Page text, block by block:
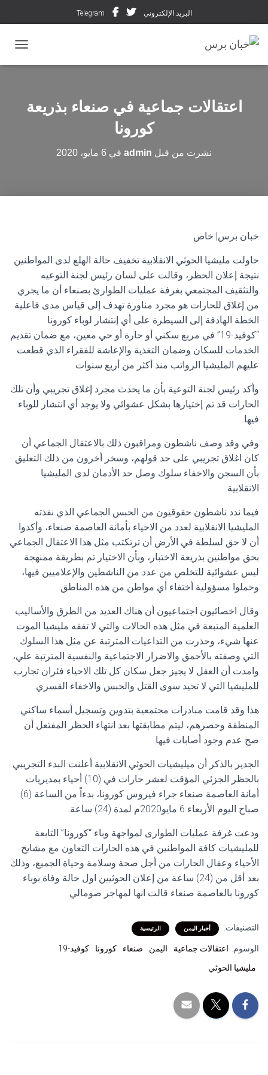
البريد الإلكتروني Telegram
اعتقالات جماعية في صنعاء بذريعة
كورونا
نشرت من قبل admin في 6 مايو، 2020
خبان برس| خاص
حاولت مليشيا الحوثي الانقلابية تخفيف حالة الهلع لدى المواطنين
نتيجة إعلان الحظر، وقالت على لسان رئيس لجنة التوعيه
والتثقيف المجتمعي بغرفة عمليات الطوارئ بصنعاء أن ما يجري
من إغلاق للحارات هو مجرد مناورة تهدف إلى قياس مدى فاعلية
الخطة الهادفة إلى السيطرة على أي إنتشار لوباء كورونا
“كوفيد-19” في مربع سكني أو حارة أو حي معين، مع ضمان تقديم
الخدمات للسكان وضمان التغذية والإعاشة للفقراء الذي قطعت
عليهم المليشيا الرواتب منذ أكثر من أربع سنوات.
وأكد رئيس لجنة التوعية بأن ما يحدث مجرد إغلاق تجريبي وأن تلك
الحارات قد تم إختيارها بشكل عشوائي ولا يوجد أي انتشار للوباء
فيها.
وفي وقد وصف ناشطون ومراقبون ذلك بالاعتقال الجماعي أن
كان اغلاق تجريبي على حد قولهم، وسخر أخرون من ذلك التعليق
بأن السجن والاخفاء سلوك وصل حد الأدمان لدى المليشيا
الانقلابية.
فيما ندد ناشطون حقوقيون من الحبس الجماعي الذي نفذته
المليشيا الانقلابية لعدد من الاحياء بأمانة العاصمة صنعاء، وأكدوا
أن لا حق لسلطة في الأرض أن ترتكتب مثل هذا الاعتقال الجماعي
بحق مواطنين بذريعة الاختبار، وبأن الاختيار تم بطريقة ممنهجة
ليس عشوائية للتخلص من عدد من الناشطين والإعلاميين فيها،
وحملوا مسؤولية أختفاء أي مواطن من هذه المناطق.
وقال اخصائيون اجتماعيون أن هناك العديد من الطرق والأساليب
العلمية المتبعة في مثل هذه الحالات والتي لا تفقه مليشيا الموت
عنها شيء، وحذرت من التداعيات المترتبة عن مثل هذا السلوك
التي وصفته بالأحمق والاضرار الاجتماعية والنفسية المترتبة علي،
وامدت أن العقل لا يجيز جعل سكان كل تلك الاحياء فئران تجارب
للمليشيا التي لا تجيد سوى القتل والحبس والاخفاء القسري.
هذا وقد قامت مبادرات مجتمعية بتدوين وتسجيل أسماء ساكني
المنطقة وحصرهم، ليتم مطابقتها بعد انتهاء الحظر المفتعل أن
صح عدم وجود أصابات فيها.
الجدير بالذكر أن ميليشيات الحوثي الانقلابية أعلنت البدء التجريبي
بالحظر الجزئي المؤقت لعشر حارات في (10) أحياء بمديريات
أمانة العاصمة صنعاء جراء فيروس كورونا، بدءاً من الساعة (6)
صباح اليوم الأربعاء 6 مايو2020م لمدة (24) ساعة.
ودعت غرفة عمليات الطوارى لمواجهة وباء “كورونا” التابعة
للمليشيات كافة المواطنين في هذه الحارات التعاون مع مشايخ
الأحياء وعقال الحارات من أجل صحة وسلامة وحياة الجميع، وذلك
بعد أقل من (24) ساعة من إعلان الحوثيين اول حالة وفاة بوباء
كورونا بالعاصمة صنعاء قالت انها لمهاجر صومالي.
التصنيفات: أخبار اليمن الرئيسية
الوسوم: اعتقالات جماعية اليمن صنعاء كورونا
كوفيد-19
مليشيا الحوثي